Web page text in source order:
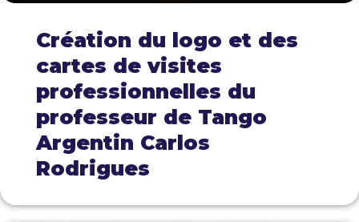
Création du logo et des
cartes de visites
professionnelles du
professeur de Tango
Argentin Carlos
Rodrigues